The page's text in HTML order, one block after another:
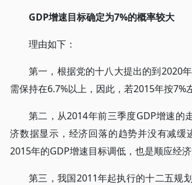
GDP增速目标确定为7%的概率较大
理由如下：
第一，根据党的十八大提出的到2020
需保持在6.7%以上，因此，若2015年按7%
第二，从2014年前三季度GDP增速的
济数据显示，经济回落的趋势并没有减
2015年的GDP增速目标调低，也是顺应经济
第三，我国2011年起执行的十二五规